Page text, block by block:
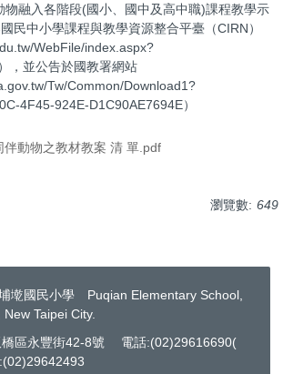
物融入各階段(國小、國中及高中職)課程教學示
民中小學課程與教學資源整合平臺（CIRN）
WebFile/index.aspx?
，並公告於國教署網站
Tw/Common/Download1?
4F45-924E-D1C90AE7694E）
伴動物之教材教案 清 單.pdf
瀏覽數: 649
墘國民小學 Puqian Elementary School,
Taipei City.
橋區永豐街42-8號 電話:(02)29616690(